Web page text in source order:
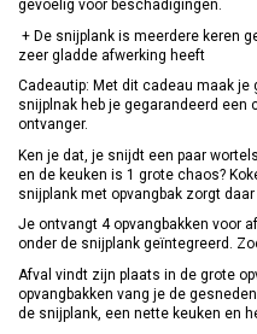
gevoelig voor beschadigingen.
+ De snijplank is meerdere keren
zeer gladde afwerking heeft
Cadeautip: Met dit cadeau maak
snijplnak heb je gegarandeerd een
ontvanger.
Ken je dat, je snijdt een paar
en de keuken is 1 grote chaos?
snijplank met opvangbak zorgt daar
Je ontvangt 4 opvangbakken voor
onder de snijplank geïntegreerd.
Afval vindt zijn plaats in de grote
opvangbakken vang je de
de snijplank, een nette keuken en